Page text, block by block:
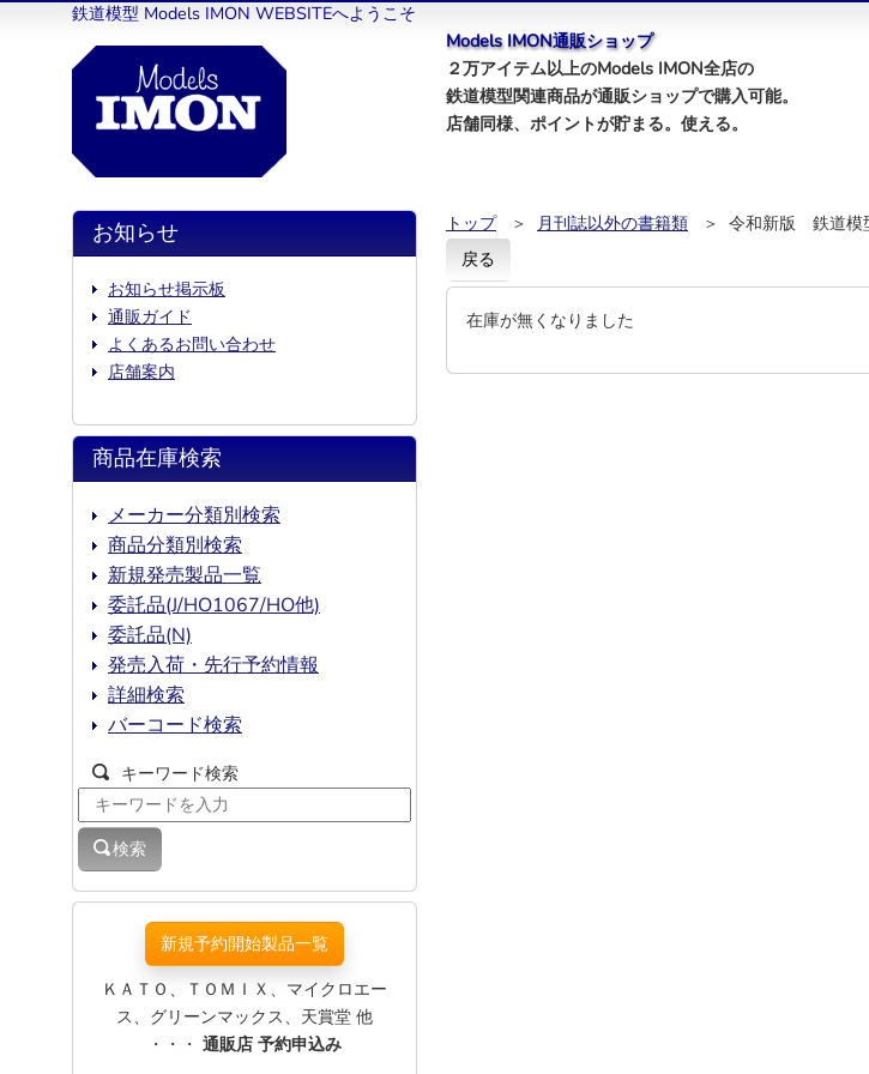
鉄道模型 Models IMON WEBSITEへようこそ
Models IMON通販ショップ
２万アイテム以上のModels IMON全店の
鉄道模型関連商品が通販ショップで購入可能。
店舗同様、ポイントが貯まる。使える。
トップ ＞ 月刊誌以外の書籍類
＞ 令和新版 鉄道模
戻る
在庫が無くなりました
お知らせ
お知らせ掲示板
通販ガイド
よくあるお問い合わせ
店舗案内
商品在庫検索
メーカー分類別検索
商品分類別検索
新規発売製品一覧
委託品(J/HO1067/HO他)
委託品(N)
発売入荷・先行予約情報
詳細検索
バーコード検索
キーワード検索
検索
新規予約開始製品一覧
ＫＡＴＯ、ＴＯＭＩＸ、マイクロエー
ス、グリーンマックス、天賞堂 他
・・・ 通販店 予約申込み